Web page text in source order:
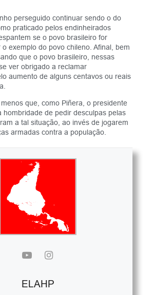
perseguido continuar sendo o do
praticado pelos endinheirados
se o povo brasileiro for
exemplo do povo chileno. Afinal, bem
que o povo brasileiro, nessas
ver obrigado a reclamar
aumento de alguns centavos ou reais
que, como Piñera, o presidente
hombridade de pedir desculpas pelas
a tal situação, ao invés de jogarem
armadas contra a população.
ELAHP